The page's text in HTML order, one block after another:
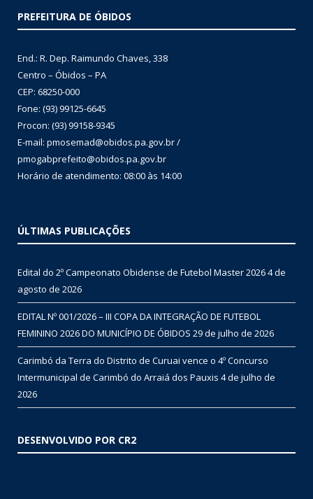
PREFEITURA DE ÓBIDOS
End.: R. Dep. Raimundo Chaves, 338
Centro – Óbidos – PA
CEP: 68250-000
Fone: (93) 99125-6645
Procon: (93) 99158-9345
E-mail: pmosemad@obidos.pa.gov.br /
pmogabprefeito@obidos.pa.gov.br
Horário de atendimento: 08:00 às 14:00
ÚLTIMAS PUBLICAÇÕES
Edital do 2º Campeonato Obidense de Futebol Master 20264 de
agosto de 2026
EDITAL Nº 001/2026 – III COPA DA INTEGRAÇÃO DE FUTEBOL
FEMININO 2026 DO MUNICÍPIO DE ÓBIDOS 29 de julho de 2026
Carimbó da Terra do Distrito de Curuai vence o 4º Concurso
Intermunicipal de Carimbó do Arraiá dos Pauxis 4 de julho de
2026
DESENVOLVIDO POR CR2